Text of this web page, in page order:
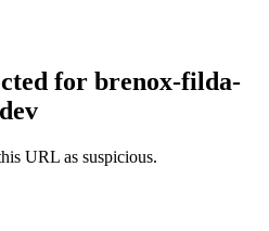
for brenox-filda-
URL as suspicious.